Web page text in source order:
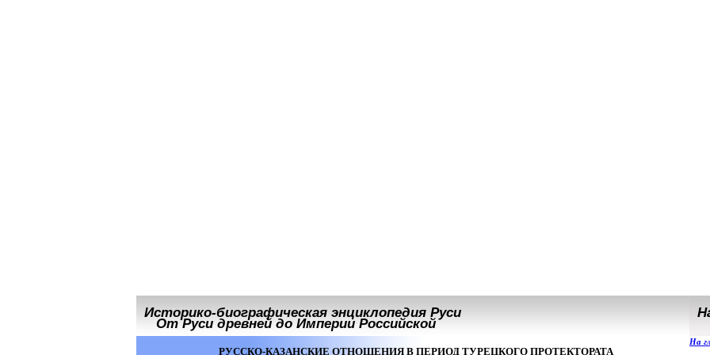
Историко-биографическая энциклопедия Руси
От Руси древней до Империи Российской
РУССКО-КАЗАНСКИЕ ОТНОШЕНИЯ В ПЕРИОД ТУРЕЦКОГО ПРОТЕКТОРАТА
На